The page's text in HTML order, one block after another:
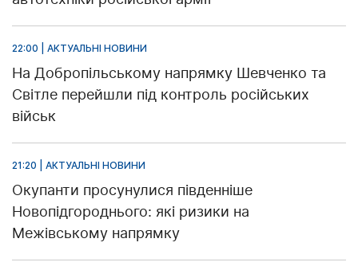
22:00 | АКТУАЛЬНІ НОВИНИ
На Добропільському напрямку Шевченко та
Світле перейшли під контроль російських
військ
21:20 | АКТУАЛЬНІ НОВИНИ
Окупанти просунулися південніше
Новопідгороднього: які ризики на
Межівському напрямку